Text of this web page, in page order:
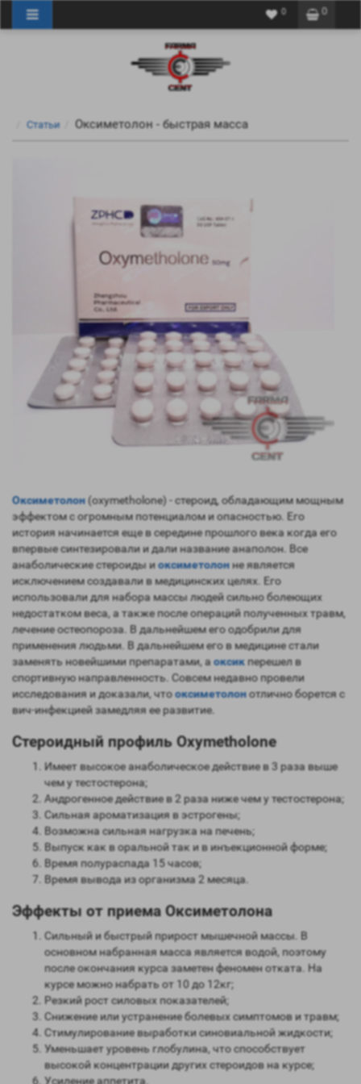
0
0
Статьи Оксиметолон - быстрая масса
Оксиметолон(oxymetholone) - стероид, обладающим мощным
эффектом с огромным потенциалом и опасностью. Его
история начинается еще в середине прошлого века когда его
впервые синтезировали и дали название анаполон. Все
анаболические стероиды иоксиметолонне является
исключением создавали в медицинских целях. Его
использовали для набора массы людей сильно болеющих
недостатком веса, а также после операций полученных травм,
лечение остеопороза. В дальнейшем его одобрили для
применения людьми. В дальнейшем его в медицине стали
заменять новейшими препаратами, аоксикперешел в
спортивную направленность. Совсем недавно провели
исследования и доказали, чтооксиметолонотлично борется с
вич-инфекцией замедляя ее развитие.
Стероидный профиль Oxymetholone
Имеет высокое анаболическое действие в 3 раза выше
чем у тестостерона;
Андрогенное действие в 2 раза ниже чем у тестостерона;
Сильная ароматизация в эстрогены;
Возможна сильная нагрузка на печень;
Выпуск как в оральной так и в инъекционной форме;
Время полураспада 15 часов;
Время вывода из организма 2 месяца.
Эффекты от приема Оксиметолона
Сильный и быстрый прирост мышечной массы. В
основном набранная масса является водой, поэтому
после окончания курса заметен феномен отката. На
курсе можно набрать от 10 до 12кг;
Резкий рост силовых показателей;
Снижение или устранение болевых симптомов и травм;
Стимулирование выработки синовиальной жидкости;
Уменьшает уровень глобулина, что способствует
высокой концентрации других стероидов на курсе;
Усиление аппетита.